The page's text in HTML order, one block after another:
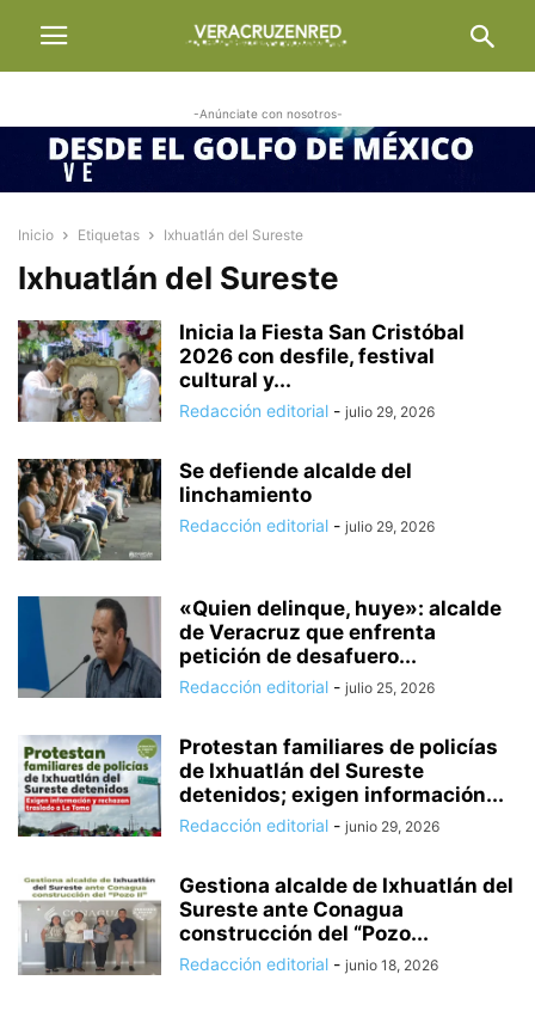
-Anúnciate con nosotros-
Inicio Etiquetas Ixhuatlán del Sureste
Ixhuatlán del Sureste
Inicia la Fiesta San Cristóbal
2026 con desfile, festival
cultural y...
Redacción editorial - julio 29, 2026
Se defiende alcalde del
linchamiento
Redacción editorial - julio 29, 2026
«Quien delinque, huye»: alcalde
de Veracruz que enfrenta
petición de desafuero...
Redacción editorial - julio 25, 2026
Protestan familiares de policías
de Ixhuatlán del Sureste
detenidos; exigen información...
Redacción editorial - junio 29, 2026
Gestiona alcalde de Ixhuatlán del
Sureste ante Conagua
construcción del “Pozo...
Redacción editorial - junio 18, 2026